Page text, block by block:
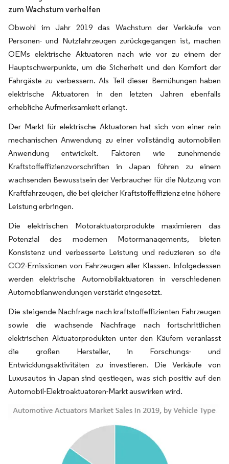
zum Wachstum verhelfen
Obwohl im Jahr 2019 das Wachstum der Verkäufe von
Personen- und Nutzfahrzeugen zurückgegangen ist, machen
OEMs elektrische Aktuatoren nach wie vor zu einem der
Hauptschwerpunkte, um die Sicherheit und den Komfort der
Fahrgäste zu verbessern. Als Teil dieser Bemühungen haben
elektrische Aktuatoren in den letzten Jahren ebenfalls
erhebliche Aufmerksamkeit erlangt.
Der Markt für elektrische Aktuatoren hat sich von einer rein
mechanischen Anwendung zu einer vollständig automobilen
Anwendung entwickelt. Faktoren wie zunehmende
Kraftstoffeffizienzvorschriften in Japan führen zu einem
wachsenden Bewusstsein der Verbraucher für die Nutzung von
Kraftfahrzeugen, die bei gleicher Kraftstoffeffizienz eine höhere
Leistung erbringen.
Die elektrischen Motoraktuatorprodukte maximieren das
Potenzial des modernen Motormanagements, bieten
Konsistenz und verbesserte Leistung und reduzieren so die
CO2-Emissionen von Fahrzeugen aller Klassen. Infolgedessen
werden elektrische Automobilaktuatoren in verschiedenen
Automobilanwendungen verstärkt eingesetzt.
Die steigende Nachfrage nach kraftstoffeffizienten Fahrzeugen
sowie die wachsende Nachfrage nach fortschrittlichen
elektrischen Aktuatorprodukten unter den Käufern veranlasst
die großen Hersteller, in Forschungs- und
Entwicklungsaktivitäten zu investieren. Die Verkäufe von
Luxusautos in Japan sind gestiegen, was sich positiv auf den
Automobil-Elektroaktuatoren-Markt auswirken wird.